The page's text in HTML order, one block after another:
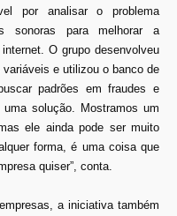
por analisar o problema
sonoras para melhorar a
O grupo desenvolveu
e utilizou o banco de
padrões em fraudes e
solução. Mostramos um
ele ainda pode ser muito
forma, é uma coisa que
quiser”, conta.
a iniciativa também